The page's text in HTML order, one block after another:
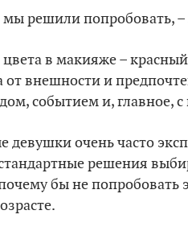
решили попробовать, –
в макияже –
от внешности и
событием и, главное,
девушки очень часто
решения
бы не попробовать